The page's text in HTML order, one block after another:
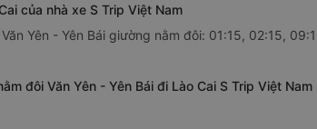
của nhà xe S Trip Việt Nam
Yên - Yên Bái giường nằm đôi: 01:15, 02:15,
đôi Văn Yên - Yên Bái đi Lào Cai S Trip Việt Nam